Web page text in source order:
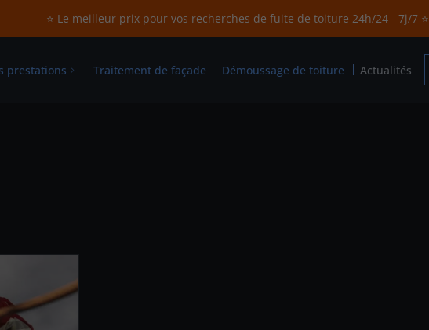
⭐ Le meilleur prix pour vos recherches de fuite de toiture 24h/24 - 7j/7 ⭐
prestations Traitement de façade Démoussage de toiture Actualités